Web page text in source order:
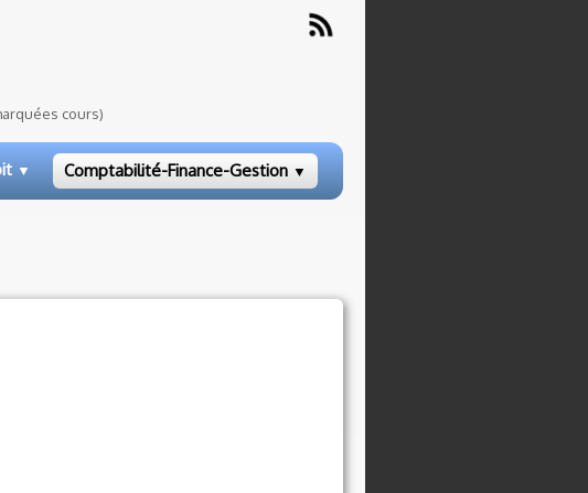
cours)
▼ Comptabilité-Finance-Gestion ▼